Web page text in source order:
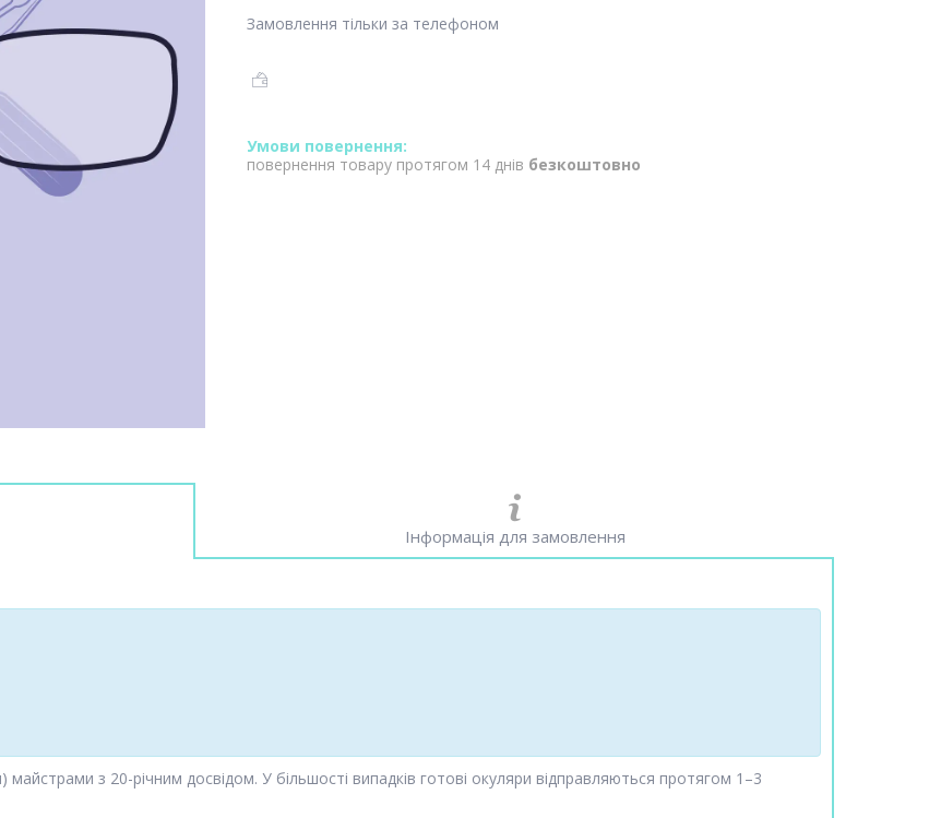
Замовлення тільки за телефоном
повернення товару протягом 14 днів безкоштовно
Інформація для замовлення
з 20-річним досвідом. У більшості випадків готові окуляри відправляються протягом 1–3